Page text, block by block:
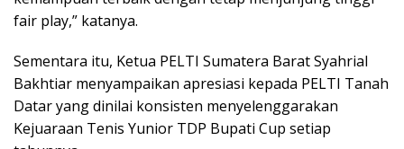
fair play,” katanya.
Sementara itu, Ketua PELTI Sumatera Barat Syahrial
Bakhtiar menyampaikan apresiasi kepada PELTI Tanah
Datar yang dinilai konsisten menyelenggarakan
Kejuaraan Tenis Yunior TDP Bupati Cup setiap